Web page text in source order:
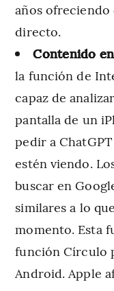
años
directo.
Contenido
la función de
capaz de
pantalla de un
pedir a
estén viendo.
buscar en
similares a lo
momento. Esta
función Círculo
Android. Apple